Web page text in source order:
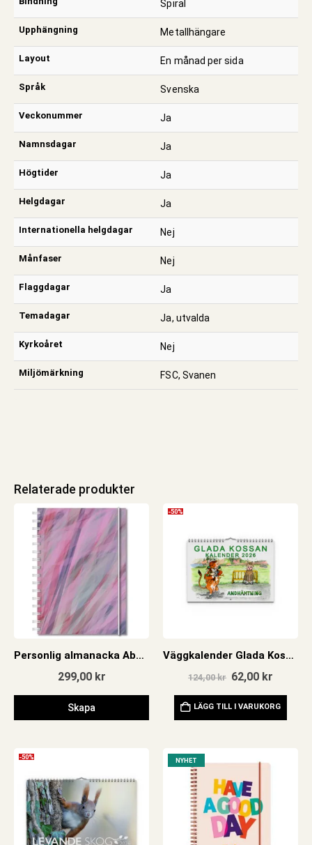
Spiral
Upphängning Metallhängare
Layout En månad per sida
Språk Svenska
Veckonummer Ja
Namnsdagar Ja
Högtider Ja
Helgdagar Ja
Internationella helgdagar Nej
Månfaser Nej
Flaggdagar Ja
Temadagar Ja, utvalda
Kyrkoåret Nej
Miljömärkning FSC, Svanen
Relaterade produkter
Personlig almanacka Abstrakt rosa
299,00 kr
Skapa
-50%
Väggkalender Glada Kossan 2026
124,00kr Det
priset
var:
124,00 kr.
62,00 krDet
priset
är:
62,00
LÄGG TILL I VARUKORG
-50% NYHET